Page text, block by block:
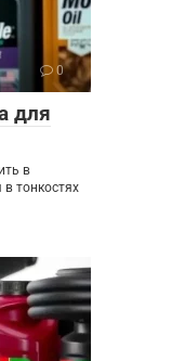
0
для
в
тонкостях